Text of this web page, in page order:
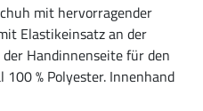
mit hervorragender
Elastikeinsatz an der
Handinnenseite für den
% Polyester. Innenhand